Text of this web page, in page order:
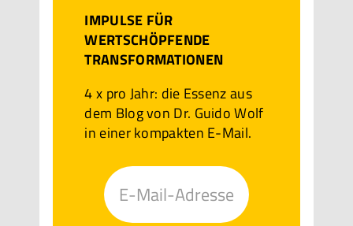
IMPULSE FÜR
WERTSCHÖPFENDE
TRANSFORMATIONEN
4 x pro Jahr: die Essenz aus
dem Blog von Dr. Guido Wolf
in einer kompakten E-Mail.